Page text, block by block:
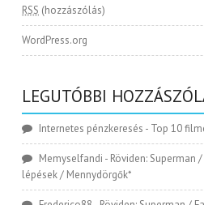
RSS (hozzászólás)
WordPress.org
LEGUTÓBBI
Internetes pénzkeresés - Top 10
Memyselfandi - Röviden: Superman
lépések / Mennydörgők*